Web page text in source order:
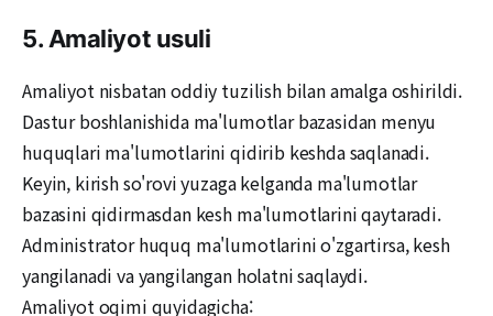
5. Amaliyot usuli
Amaliyot nisbatan oddiy tuzilish bilan amalga oshirildi.
Dastur boshlanishida ma'lumotlar bazasidan menyu
huquqlari ma'lumotlarini qidirib keshda saqlanadi.
Keyin, kirish so'rovi yuzaga kelganda ma'lumotlar
bazasini qidirmasdan kesh ma'lumotlarini qaytaradi.
Administrator huquq ma'lumotlarini o'zgartirsa, kesh
yangilanadi va yangilangan holatni saqlaydi.
Amaliyot oqimi quyidagicha: